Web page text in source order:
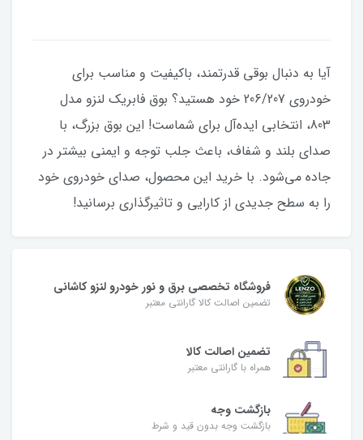
آیا به دنبال بوقی قدرتمند، باکیفیت و مناسب برای
خودروی 206/207 خود هستید؟ بوق فابریک لنزو مدل
803، انتخابی ایده‌آل برای شماست! این بوق بزرگ، با
صدای بلند و شفاف، باعث جلب توجه و ایمنی بیشتر در
جاده می‌شود. با خرید این محصول، صدای خودروی خود
را به سطح جدیدی از کارایی و تاثیرگذاری برسانید!
فروشگاه تخصصی برق و نور خودرو لنزو کاشانی
تضمین اصالت کالا گارانتی معتبر
تضمین اصالت کالا
همراه با گارانتی معتبر
بازگشت وجه
بازگشت وجه بدون قید و شرط